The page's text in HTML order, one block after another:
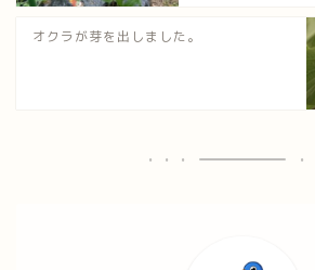
オクラが芽を出しました。